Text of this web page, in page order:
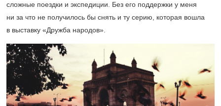
сложные поездки и экспедиции. Без его поддержки у меня
ни за что не получилось бы снять и ту серию, которая вошла
в выставку «Дружба народов».